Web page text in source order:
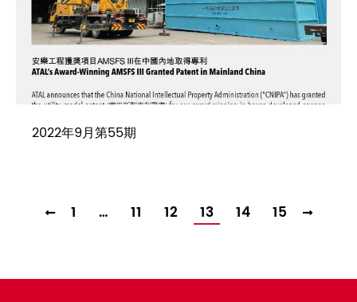
2022年9月第55期
1 … 11 12 13 14 15